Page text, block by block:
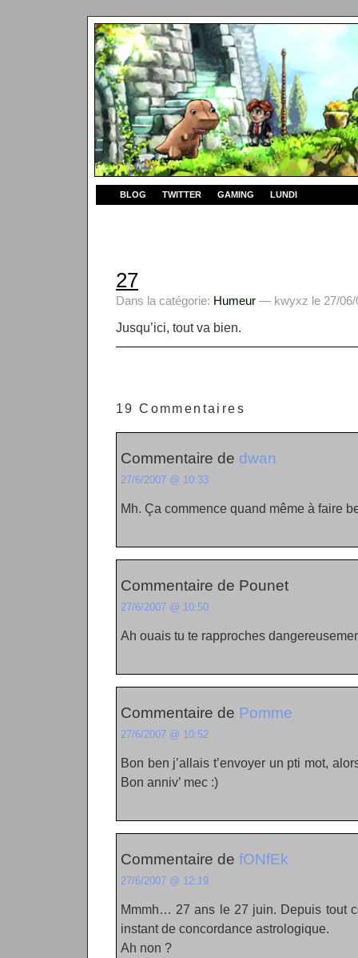
BLOG TWITTER GAMING LUNDI
27
Dans la catégorie: Humeur — kwyxz le 27/06/
Jusqu’ici, tout va bien.
19 Commentaires
Commentaire de dwan
27/6/2007 @ 10:33
Mh. Ça commence quand même à faire
Commentaire de Pounet
27/6/2007 @ 10:50
Ah ouais tu te rapproches
Commentaire de Pomme
27/6/2007 @ 10:52
Bon ben j’allais t’envoyer un pti mot,
Bon anniv’ mec :)
Commentaire de fONfEk
27/6/2007 @ 12:19
Mmmh… 27 ans le 27 juin. Depuis tout
instant de concordance astrologique.
Ah non ?